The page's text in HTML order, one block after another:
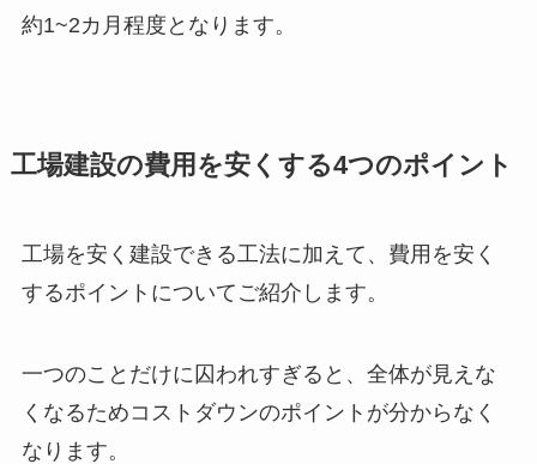
約1~2カ月程度となります。
工場建設の費用を安くする4つのポイント
工場を安く建設できる工法に加えて、費用を安く
するポイントについてご紹介します。
一つのことだけに囚われすぎると、全体が見えな
くなるためコストダウンのポイントが分からなく
なります。